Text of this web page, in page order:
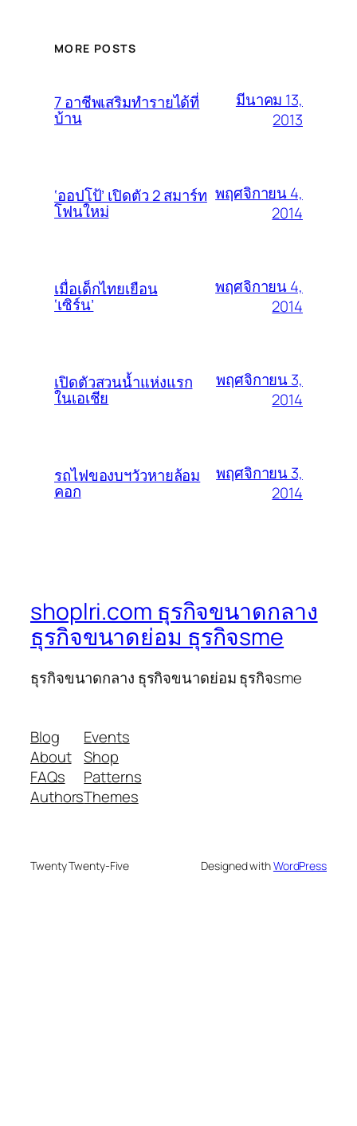
MORE POSTS
7 อาชีพเสริมทำรายได้ที่
บ้าน
มีนาคม 13,
2013
‘ออปโป้’ เปิดตัว 2 สมาร์ท
โฟนใหม่
พฤศจิกายน 4,
2014
เมื่อเด็กไทยเยือน
‘เซิร์น’
พฤศจิกายน 4,
2014
เปิดตัวสวนน้ำแห่งแรก
ในเอเชีย
พฤศจิกายน 3,
2014
รถไฟของบฯวัวหายล้อม
คอก
พฤศจิกายน 3,
2014
shoplri.com ธุรกิจขนาดกลาง
ธุรกิจขนาดย่อม ธุรกิจsme
ธุรกิจขนาดกลาง ธุรกิจขนาดย่อม ธุรกิจsme
Blog
About
FAQs
Authors
Events
Shop
Patterns
Themes
Twenty Twenty-Five Designed withWordPress